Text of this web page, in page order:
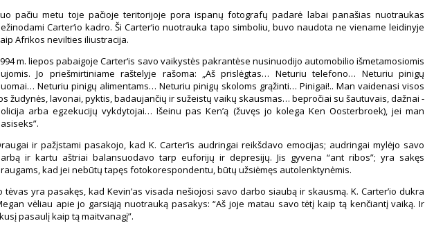
pačiu metu toje pačioje teritorijoje pora ispanų fotografų padarė labai panašias nuotraukas
Carter‘io kadro. Ši Carter‘io nuotrauka tapo simboliu, buvo naudota ne viename leidinyje
Afrikos nevilties iliustracija.
m. liepos pabaigoje Carter‘is savo vaikystės pakrantėse nusinuodijo automobilio išmetamosiomis
Jo priešmirtiniame raštelyje rašoma: „Aš prislėgtas… Neturiu telefono… Neturiu pinigų
Neturiu pinigų alimentams… Neturiu pinigų skoloms grąžinti… Pinigai!.. Man vaidenasi visos
žudynės, lavonai, pyktis, badaujančių ir sužeistų vaikų skausmas… bepročiai su šautuvais, dažnai -
arba egzekucijų vykdytojai… Išeinu pas Ken’ą (žuvęs jo kolega Ken Oosterbroek), jei man
ir pažįstami pasakojo, kad K. Carter’is audringai reikšdavo emocijas; audringai mylėjo savo
ir kartu aštriai balansuodavo tarp euforijų ir depresijų. Jis gyvena “ant ribos”; yra sakęs
kad jei nebūtų tapęs fotokorespondentu, būtų užsiėmęs autolenktynėmis.
tėvas yra pasakęs, kad Kevin’as visada nešiojosi savo darbo siaubą ir skausmą. K. Carter’io dukra
vėliau apie jo garsiąją nuotrauką pasakys: “Aš joje matau savo tėtį kaip tą kenčiantį vaiką. Ir
pasaulį kaip tą maitvanagį”.